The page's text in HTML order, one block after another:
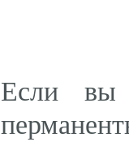
Если вы